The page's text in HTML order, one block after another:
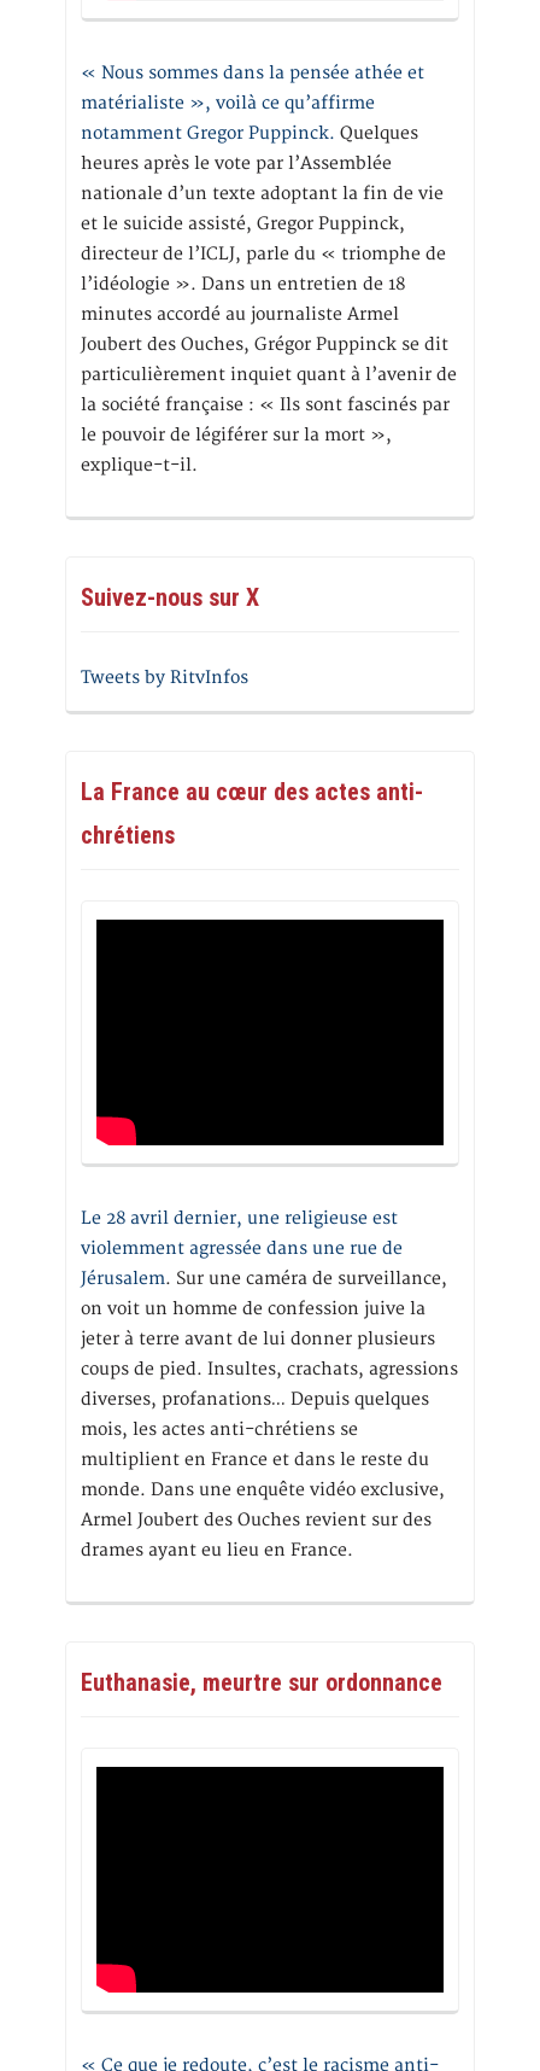
« Nous sommes dans la pensée athée et
matérialiste », voilà ce qu’affirme
notamment Gregor Puppinck. Quelques
heures après le vote par l’Assemblée
nationale d’un texte adoptant la fin de vie
et le suicide assisté, Gregor Puppinck,
directeur de l’ICLJ, parle du « triomphe de
l’idéologie ». Dans un entretien de 18
minutes accordé au journaliste Armel
Joubert des Ouches, Grégor Puppinck se dit
particulièrement inquiet quant à l’avenir de
la société française : « Ils sont fascinés par
le pouvoir de légiférer sur la mort »,
explique-t-il.
Suivez-nous sur X
Tweets by RitvInfos
La France au cœur des actes anti-
chrétiens
Le 28 avril dernier, une religieuse est
violemment agressée dans une rue de
Jérusalem. Sur une caméra de surveillance,
on voit un homme de confession juive la
jeter à terre avant de lui donner plusieurs
coups de pied. Insultes, crachats, agressions
diverses, profanations… Depuis quelques
mois, les actes anti-chrétiens se
multiplient en France et dans le reste du
monde. Dans une enquête vidéo exclusive,
Armel Joubert des Ouches revient sur des
drames ayant eu lieu en France.
Euthanasie, meurtre sur ordonnance
« Ce que je redoute, c’est le racisme anti-